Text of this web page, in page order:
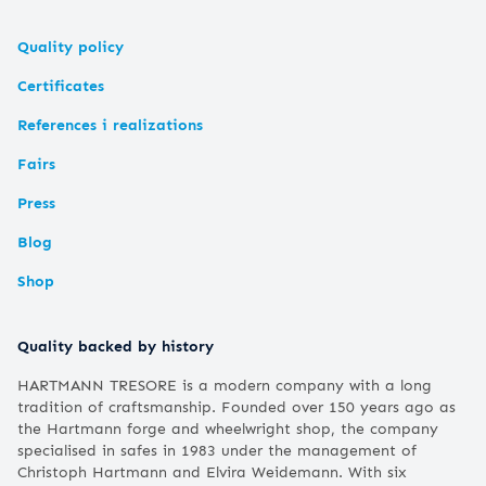
Quality policy
Certificates
References i realizations
Fairs
Press
Blog
Shop
Quality backed by history
HARTMANN TRESORE is a modern company with a long
tradition of craftsmanship. Founded over 150 years ago as
the Hartmann forge and wheelwright shop, the company
specialised in safes in 1983 under the management of
Christoph Hartmann and Elvira Weidemann. With six